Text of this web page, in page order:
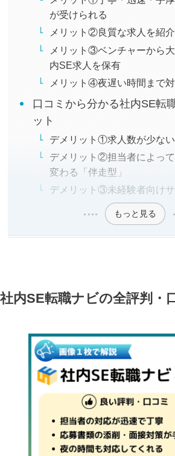
が受けられる
メリット②良質な求人を紹
メリット③ベンチャーから
内SE求人を保有
メリット④夜遅い時間まで
口コミから分かる社内SE転
ット
デメリット①求人数が少ない
デメリット②担当者によっ
変わる「伴走型」
デメリット③未経験者向け
もっと見る
社内SE転職ナビの全評判・